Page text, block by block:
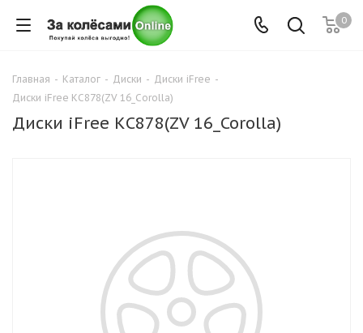
0
Главная - Каталог - Диски - Диски iFree -
Диски iFree КС878(ZV 16_Corolla)
Диски iFree КС878(ZV 16_Corolla)